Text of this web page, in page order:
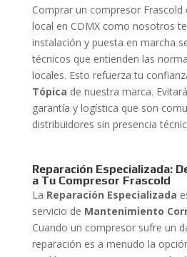
Comprar un compresor
local en CDMX como nosotros
instalación y puesta en marcha
técnicos que entienden las
locales. Esto refuerza tu
Tópica de nuestra marca.
garantía y logística que son
distribuidores sin presencia
Reparación Especializada:
a Tu Compresor Frascold
La Reparación Especializada
servicio de Mantenimiento
Cuando un compresor sufre un
reparación es a menudo la